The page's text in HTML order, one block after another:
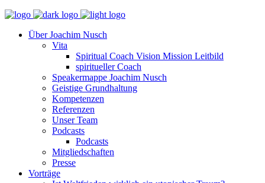
Über Joachim Nusch
Vita
Spiritual Coach Vision Mission Leitbild
spiritueller Coach
Speakermappe Joachim Nusch
Geistige Grundhaltung
Kompetenzen
Referenzen
Unser Team
Podcasts
Podcasts
Mitgliedschaften
Presse
Vorträge